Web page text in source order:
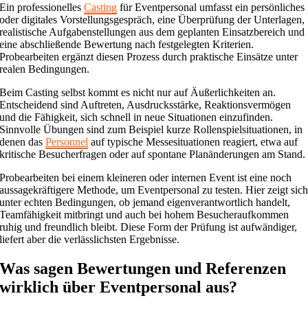
Ein professionellesCasting für Eventpersonal umfasst ein persönliches
oder digitales Vorstellungsgespräch, eine Überprüfung der Unterlagen,
realistische Aufgabenstellungen aus dem geplanten Einsatzbereich und
eine abschließende Bewertung nach festgelegten Kriterien.
Probearbeiten ergänzt diesen Prozess durch praktische Einsätze unter
realen Bedingungen.
Beim Casting selbst kommt es nicht nur auf Äußerlichkeiten an.
Entscheidend sind Auftreten, Ausdrucksstärke, Reaktionsvermögen
und die Fähigkeit, sich schnell in neue Situationen einzufinden.
Sinnvolle Übungen sind zum Beispiel kurze Rollenspielsituationen, in
denen dasPersonnel auf typische Messesituationen reagiert, etwa auf
kritische Besucherfragen oder auf spontane Planänderungen am Stand.
Probearbeiten bei einem kleineren oder internen Event ist eine noch
aussagekräftigere Methode, um Eventpersonal zu testen. Hier zeigt sich
unter echten Bedingungen, ob jemand eigenverantwortlich handelt,
Teamfähigkeit mitbringt und auch bei hohem Besucheraufkommen
ruhig und freundlich bleibt. Diese Form der Prüfung ist aufwändiger,
liefert aber die verlässlichsten Ergebnisse.
Was sagen Bewertungen und Referenzen
wirklich über Eventpersonal aus?